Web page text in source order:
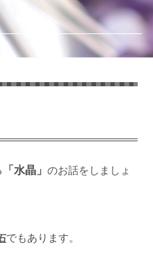
「水晶」 のお話をしましょ
でもあります。